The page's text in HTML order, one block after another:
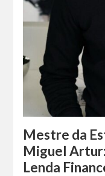
Mestre da
Miguel
Lenda